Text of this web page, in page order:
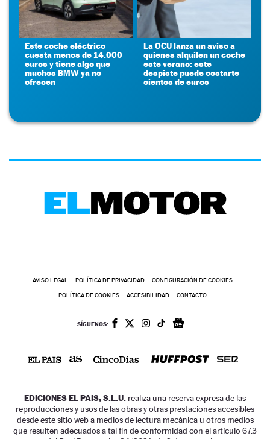
Este coche eléctrico
cuesta menos de 14.000
euros y tiene algo que
muchos BMW ya no
ofrecen
La OCU lanza un aviso a
quienes alquilen un coche
este verano: este
despiste puede costarte
cientos de euros
AVISO LEGAL POLÍTICA DE PRIVACIDAD CONFIGURACIÓN DE COOKIES
POLÍTICA DE COOKIES ACCESIBILIDAD CONTACTO
SÍGUENOS:
EDICIONES EL PAIS, S.L.U. realiza una reserva expresa de las
reproducciones y usos de las obras y otras prestaciones accesibles
desde este sitio web a medios de lectura mecánica u otros medios
que resulten adecuados a tal fin de conformidad con el artículo 67.3